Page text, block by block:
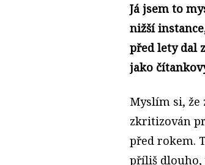
Já jsem to
nižší
před lety dal
jako
Myslím si, že
zkritizován
před rokem.
příliš dlouho,